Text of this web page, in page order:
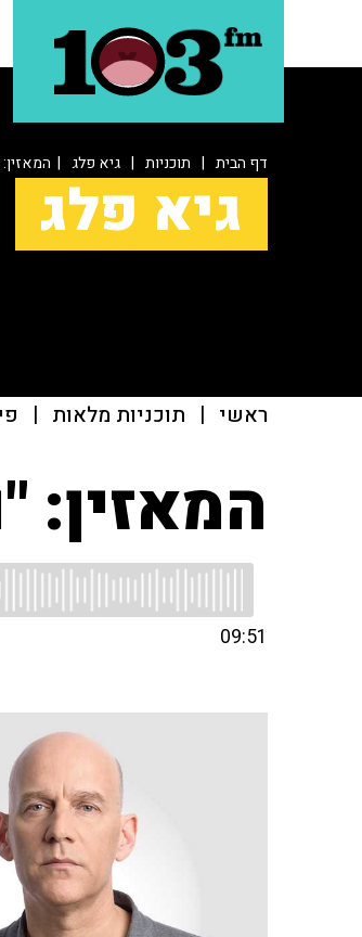
דף הבית | תוכניות | גיא פלג |
גיא פלג
ראשי | תוכניות מלאות |
המאזין:
09:51